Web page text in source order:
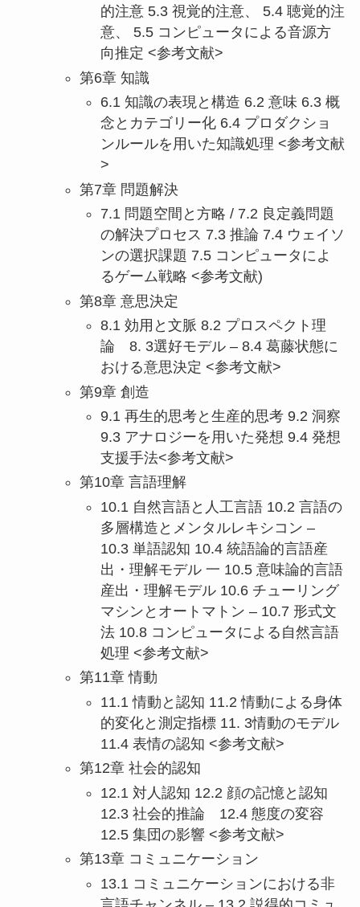
的注意 5.3 視覚的注意、 5.4 聴覚的注
意、 5.5 コンピュータによる音源方
向推定 <参考文献>
第6章 知識
6.1 知識の表現と構造 6.2 意味 6.3 概
念とカテゴリー化 6.4 プロダクショ
ンルールを用いた知識処理 <参考文献
>
第7章 問題解決
7.1 問題空間と方略 / 7.2 良定義問題
の解決プロセス 7.3 推論 7.4 ウェイソ
ンの選択課題 7.5 コンピュータによ
るゲーム戦略 <参考文献)
第8章 意思決定
8.1 効用と文脈 8.2 プロスペクト理
論 8. 3選好モデル – 8.4 葛藤状態に
おける意思決定 <参考文献>
第9章 創造
9.1 再生的思考と生産的思考 9.2 洞察
9.3 アナロジーを用いた発想 9.4 発想
支援手法<参考文献>
第10章 言語理解
10.1 自然言語と人工言語 10.2 言語の
多層構造とメンタルレキシコン –
10.3 単語認知 10.4 統語論的言語産
出・理解モデル 一 10.5 意味論的言語
産出・理解モデル 10.6 チューリング
マシンとオートマトン – 10.7 形式文
法 10.8 コンピュータによる自然言語
処理 <参考文献>
第11章 情動
11.1 情動と認知 11.2 情動による身体
的変化と測定指標 11. 3情動のモデル
11.4 表情の認知 <参考文献>
第12章 社会的認知
12.1 対人認知 12.2 顔の記憶と認知
12.3 社会的推論 12.4 態度の変容
12.5 集団の影響 <参考文献>
第13章 コミュニケーション
13.1 コミュニケーションにおける非